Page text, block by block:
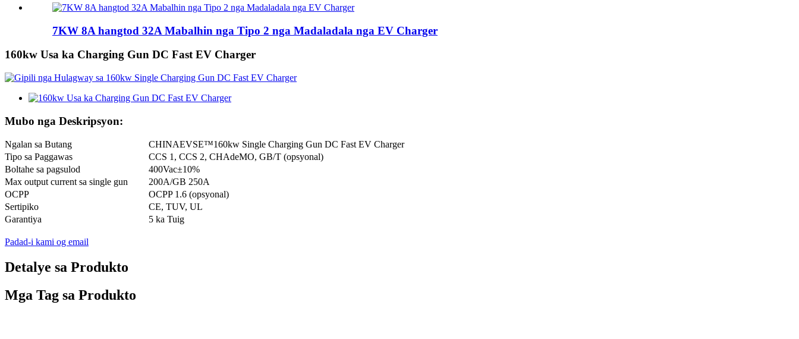
7KW 8A hangtod 32A Mabalhin nga Tipo 2 nga Madaladala nga EV Charger
160kw Usa ka Charging Gun DC Fast EV Charger
Mubo nga Deskripsyon:
Ngalan sa Butang
CHINAEVSE™️160kw Single Charging Gun DC Fast EV Charger
Tipo sa Paggawas
CCS 1, CCS 2, CHAdeMO, GB/T (opsyonal)
Boltahe sa pagsulod
400Vac±10%
Max output current sa single gun
200A/GB 250A
OCPP
OCPP 1.6 (opsyonal)
Sertipiko
CE, TUV, UL
Garantiya
5 ka Tuig
Padad-i kami og email
Detalye sa Produkto
Mga Tag sa Produkto